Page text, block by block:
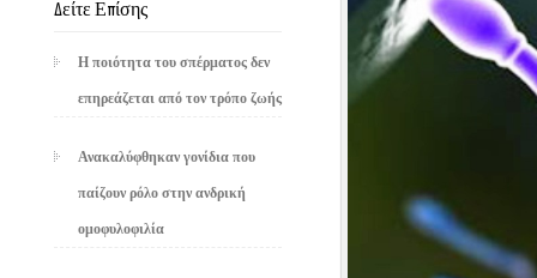
Δείτε Επίσης
Η ποιότητα του σπέρματος δεν
επηρεάζεται από τον τρόπο ζωής
Ανακαλύφθηκαν γονίδια που
παίζουν ρόλο στην ανδρική
ομοφυλοφιλία